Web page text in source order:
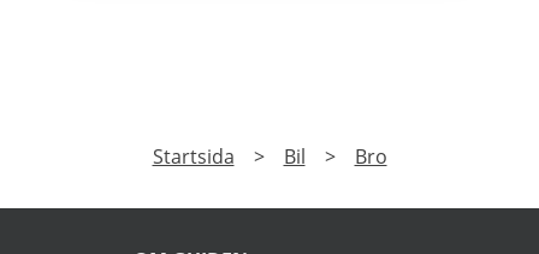
Prenumerera på vårt nyhetsbrev och få exklusiv